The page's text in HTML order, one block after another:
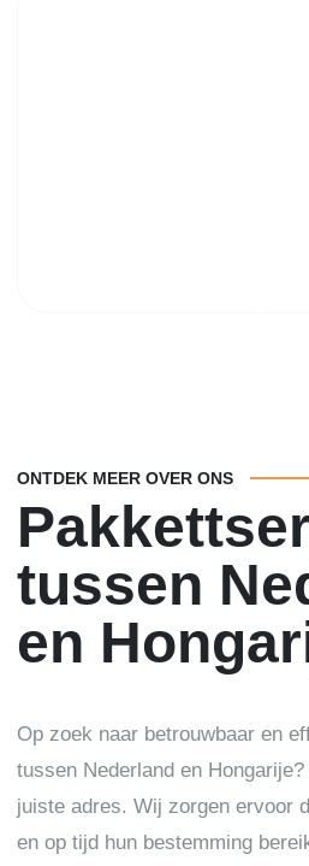
ONTDEK MEER OVER ONS
tussen
en
Op zoek naar betrouwbaar en
tussen Nederland en
juiste adres. Wij zorgen ervoor
en op tijd hun bestemming